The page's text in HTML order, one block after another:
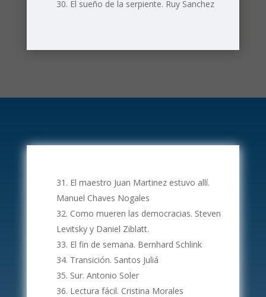
El sueño de la serpiente. Ruy Sanchez
El maestro Juan Martinez estuvo allí.
Manuel Chaves Nogales
Como mueren las democracias. Steven
Levitsky y Daniel Ziblatt.
El fin de semana. Bernhard Schlink
Transición. Santos Juliá
Sur. Antonio Soler
Lectura fácil. Cristina Morales